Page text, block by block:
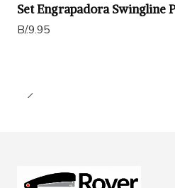
Set Engrapadora Swingline
B/.9.95